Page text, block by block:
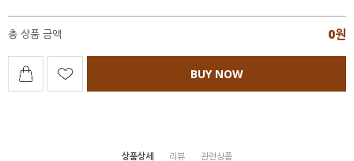
총 상품 금액 0원
BUY NOW
상품상세 리뷰 관련상품